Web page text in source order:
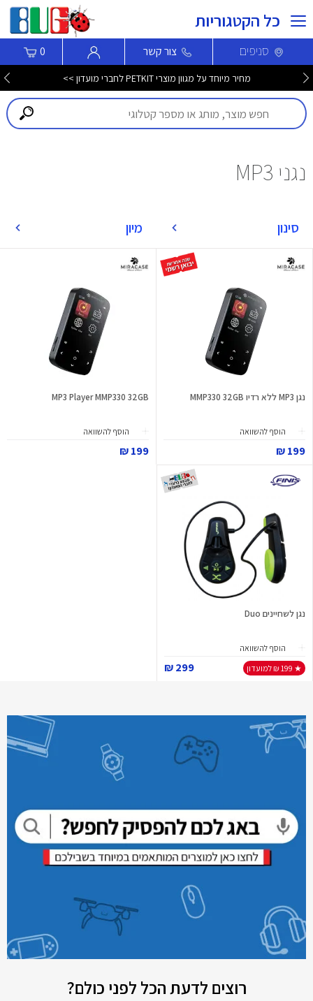
כל הקטגוריות
סניפים צור קשר 0
מחיר מיוחד על מגוון מוצרי PETKIT לחברי מועדון >>
נגני MP3
סינון מיון
נגן MP3 ללא רדיו MMP330 32GB
הוסף להשוואה
199 ₪
MP3 Player MMP330 32GB
הוסף להשוואה
199 ₪
נגן לשחיינים Duo
הוסף להשוואה
★ 199 ₪ למועדון
299 ₪
רוצים לדעת הכל לפני כולם?